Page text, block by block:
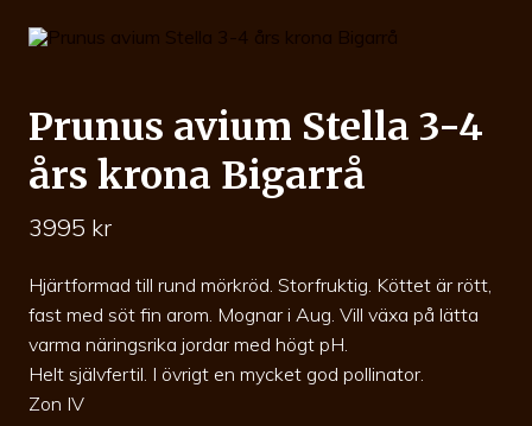
Prunus avium Stella 3-4
års krona Bigarrå
3995 kr
Hjärtformad till rund mörkröd. Storfruktig. Köttet är rött,
fast med söt fin arom. Mognar i Aug. Vill växa på lätta
varma näringsrika jordar med högt pH.
Helt självfertil. I övrigt en mycket god pollinator.
Zon IV